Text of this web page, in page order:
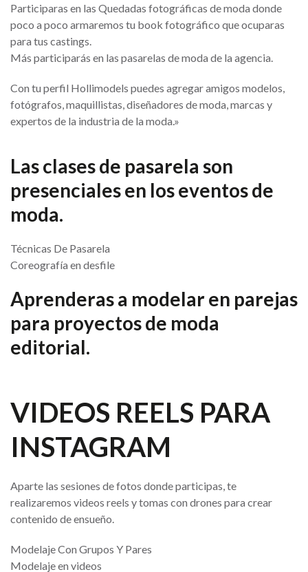
Participaras en las Quedadas fotográficas de moda donde
poco a poco armaremos tu book fotográfico que ocuparas
para tus castings.
Más participarás en las pasarelas de moda de la agencia.
Con tu perfil Hollimodels puedes agregar amigos modelos,
fotógrafos, maquillistas, diseñadores de moda, marcas y
expertos de la industria de la moda.»
Las clases de pasarela son
presenciales en los eventos de
moda.
Técnicas De Pasarela
Coreografía en desfile
Aprenderas a modelar en parejas
para proyectos de moda
editorial.
VIDEOS REELS PARA
INSTAGRAM
Aparte las sesiones de fotos donde participas, te
realizaremos videos reels y tomas con drones para crear
contenido de ensueño.
Modelaje Con Grupos Y Pares
Modelaje en videos